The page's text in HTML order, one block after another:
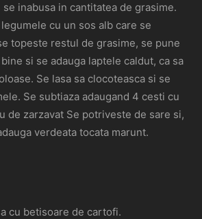
inabusa in cantitatea de grasime.
cu un sos alb care se
topeste restul de grasime, se pune
si se adauga laptele caldut, ca sa
Se lasa sa clocoteasca si se
Se subtiaza adaugand 4 cesti cu
de zarzavat Se potriveste de sare si,
verdeata tocata marunt.
cu betisoare de cartofi.